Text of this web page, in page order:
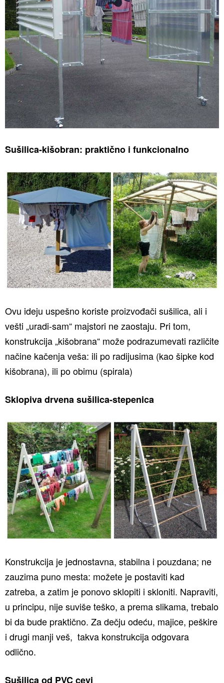
Sušilica-kišobran: praktično i funkcionalno
Ovu ideju uspešno koriste proizvođači sušilica, ali i
vešti „uradi-sam“ majstori ne zaostaju. Pri tom,
konstrukcija „kišobrana“ može podrazumevati različite
načine kačenja veša: ili po radijusima (kao šipke kod
kišobrana), ili po obimu (spirala)
Sklopiva drvena sušilica-stepenica
Konstrukcija je jednostavna, stabilna i pouzdana; ne
zauzima puno mesta: možete je postaviti kad
zatreba, a zatim je ponovo sklopiti i skloniti. Napraviti,
u principu, nije suviše teško, a prema slikama, trebalo
bi da bude praktično. Za dečju odeću, majice, peškire
i drugi manji veš, takva konstrukcija odgovara
odlično.
Sušilica od PVC cevi